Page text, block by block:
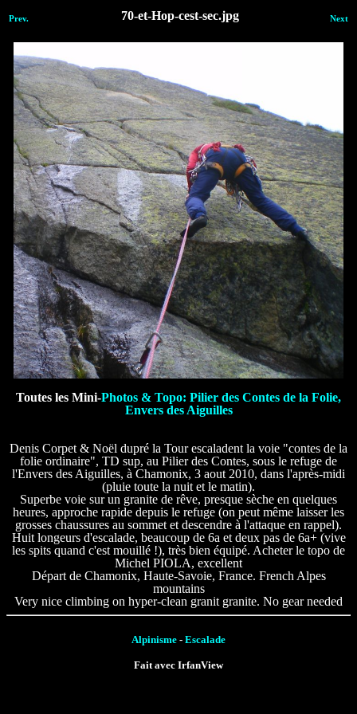
Prev. 70-et-Hop-cest-sec.jpg Next
Toutes les Mini-Photos & Topo: Pilier des Contes de la Folie,
Envers des Aiguilles
Denis Corpet & Noël dupré la Tour escaladent la voie "contes de la
folie ordinaire", TD sup, au Pilier des Contes, sous le refuge de
l'Envers des Aiguilles, à Chamonix, 3 aout 2010, dans l'après-midi
(pluie toute la nuit et le matin).
Superbe voie sur un granite de rêve, presque sèche en quelques
heures, approche rapide depuis le refuge (on peut même laisser les
grosses chaussures au sommet et descendre à l'attaque en rappel).
Huit longeurs d'escalade, beaucoup de 6a et deux pas de 6a+ (vive
les spits quand c'est mouillé !), très bien équipé. Acheter le topo de
Michel PIOLA, excellent
Départ de Chamonix, Haute-Savoie, France. French Alpes
mountains
Very nice climbing on hyper-clean granit granite. No gear needed
Alpinisme - Escalade
Fait avec IrfanView